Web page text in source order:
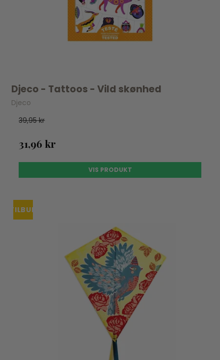
Djeco - Tattoos - Vild skønhed
Djeco
39,95 kr
31,96 kr
VIS PRODUKT
TILBUD